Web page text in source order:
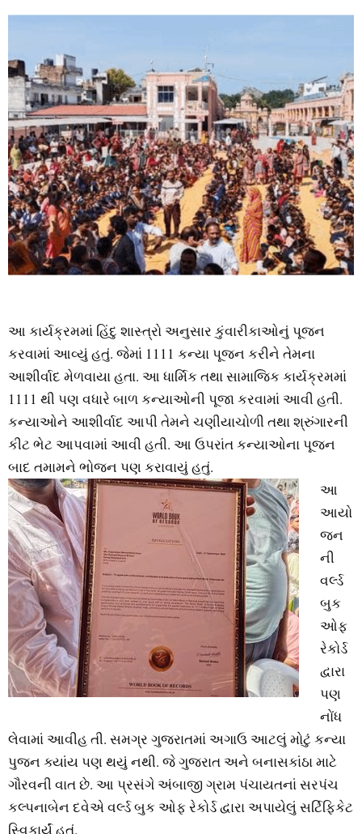
આ કાર્યક્રમમાં હિંદુ શાસ્ત્રો અનુસાર કુંવારીકાઓનું પૂજન
કરવામાં આવ્યું હતું. જેમાં 1111 કન્યા પૂજન કરીને તેમના
આશીર્વાદ મેળવાયા હતા. આ ધાર્મિક તથા સામાજિક કાર્યક્રમમાં
1111 થી પણ વધારે બાળ કન્યાઓની પૂજા કરવામાં આવી હતી.
કન્યાઓને આશીર્વાદ આપી તેમને ચણીયાચોળી તથા શ્રુંગારની
કીટ ભેટ આપવામાં આવી હતી. આ ઉપરાંત કન્યાઓના પૂજન
બાદ તમામને ભોજન પણ કરાવાયું હતું.
આ
આયો
જન
ની
વર્લ્ડ
બુક
ઓફ
રેકોર્ડ
દ્વારા
પણ
નોંધ
લેવામાં આવીહ તી. સમગ્ર ગુજરાતમાં અગાઉ આટલું મોટું કન્યા
પુજન ક્યાંય પણ થયું નથી. જે ગુજરાત અને બનાસકાંઠા માટે
ગૌરવની વાત છે. આ પ્રસંગે અંબાજી ગ્રામ પંચાયતનાં સરપંચ
કલ્પનાબેન દવેએ વર્લ્ડ બુક ઓફ રેકોર્ડ દ્વારા અપાયેલું સર્ટિફિકેટ
સ્વિકાર્યું હતું.